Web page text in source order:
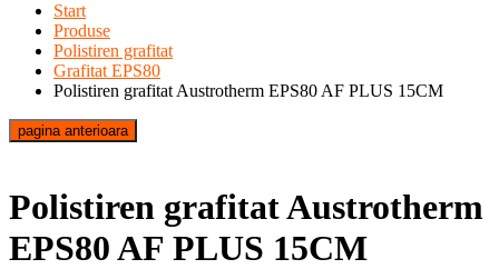
Start
Produse
Polistiren grafitat
Grafitat EPS80
Polistiren grafitat Austrotherm EPS80 AF PLUS 15CM
pagina anterioara
Polistiren grafitat Austrotherm
EPS80 AF PLUS 15CM